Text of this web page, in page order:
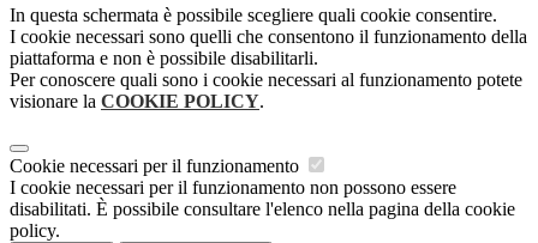
In questa schermata è possibile scegliere quali cookie consentire.
I cookie necessari sono quelli che consentono il funzionamento della
piattaforma e non è possibile disabilitarli.
Per conoscere quali sono i cookie necessari al funzionamento potete
visionare la COOKIE POLICY.
Cookie necessari per il funzionamento
I cookie necessari per il funzionamento non possono essere
disabilitati. È possibile consultare l'elenco nella pagina della cookie
policy.